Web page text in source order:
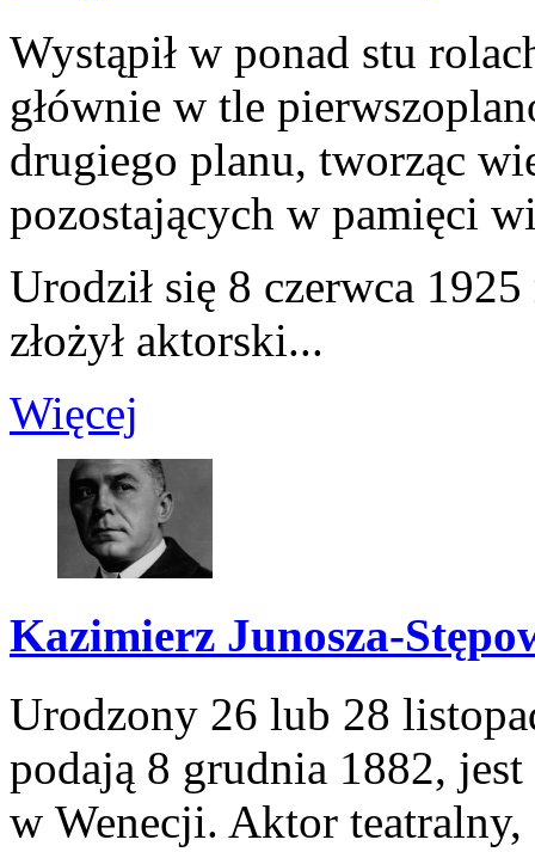
Wystąpił w ponad stu
głównie w tle
drugiego planu, tworząc
pozostających w pamięci
Urodził się 8 czerwca
złożył aktorski...
Więcej
Kazimierz Junosza-
Urodzony 26 lub 28
podają 8 grudnia 1882,
w Wenecji. Aktor